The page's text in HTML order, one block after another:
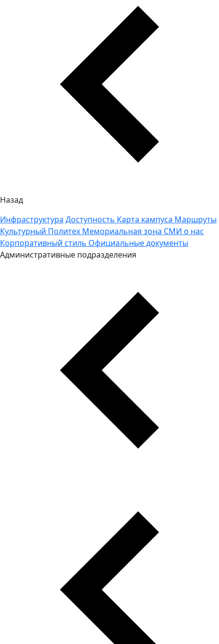
Назад
Инфраструктура Доступность Карта кампуса Маршруты
Культурный Политех Мемориальная зона СМИ о нас
Корпоративный стиль Официальные документы
Административные подразделения